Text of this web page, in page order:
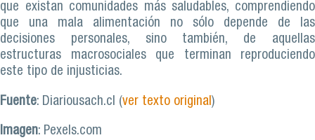
que existan comunidades más saludables, comprendiendo
que una mala alimentación no sólo depende de las
decisiones personales, sino también, de aquellas
estructuras macrosociales que terminan reproduciendo
este tipo de injusticias.
Fuente: Diariousach.cl (ver texto original )
Imagen: Pexels.com